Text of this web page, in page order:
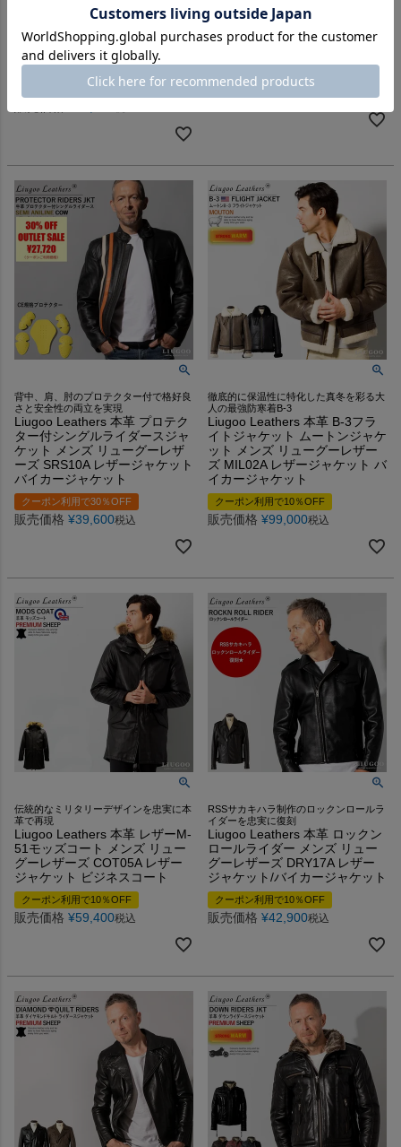
Liugoo Leathers 本革 メッシュ
レザー シングルライダースジャ
ケット メンズ リューグーレザ
ーズ SRS15A ライダースジャケ
ット レザージャケット
クーポン利用で33％OFF
LIUGOO 本革 レザーロングト
レンチコート メンズ リューグ
ー COT04A レザージャケット
クーポン利用で10％OFF
¥
背中、肩、肘のプロテクター付で格好良
さと安全性の両立を実現
Liugoo Leathers 本革 プロテク
ター付シングルライダースジャ
ケット メンズ リューグーレザ
ーズ SRS10A レザージャケット
バイカージャケット
クーポン利用で30％OFF
販売価格 ¥39,600税込
徹底的に保温性に特化した真冬を彩る大
人の最強防寒着B-3
Liugoo Leathers 本革 B-3フラ
イトジャケット ムートンジャケ
ット メンズ リューグーレザー
ズ MIL02A レザージャケット バ
イカージャケット
クーポン利用で10％OFF
販売価格 ¥99,000税込
伝統的なミリタリーデザインを忠実に本
革で再現
Liugoo Leathers 本革 レザーM-
51モッズコート メンズ リュー
グーレザーズ COT05A レザー
ジャケット ビジネスコート
クーポン利用で10％OFF
販売価格 ¥59,400税込
RSSサカキハラ制作のロックンロールラ
イダーを忠実に復刻
Liugoo Leathers 本革 ロックン
ロールライダー メンズ リュー
グーレザーズ DRY17A レザー
ジャケット/バイカージャケット
クーポン利用で10％OFF
販売価格 ¥42,900税込